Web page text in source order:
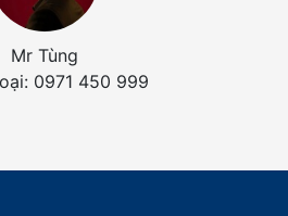
Mr Tùng
0971 450 999